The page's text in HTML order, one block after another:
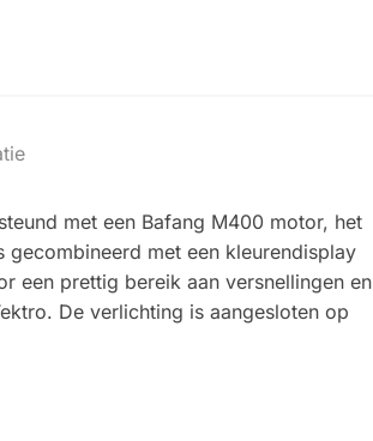
met een Bafang M400 motor, het
met een kleurendisplay
een prettig bereik aan versnellingen en
De verlichting is aangesloten op